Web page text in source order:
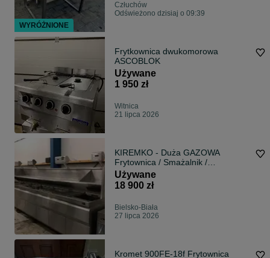
Człuchów
Odświeżono dzisiaj o 09:39
Frytkownica dwukomorowa
ASCOBLOK
Używane
1 950 zł
Witnica
21 lipca 2026
KIREMKO - Duża GAZOWA
Frytownica / Smażalnik /
Frytkownica / Przemysłowa
Używane
18 900 zł
Bielsko-Biała
27 lipca 2026
Kromet 900FE-18f Frytownica
WYRÓŻNIONE